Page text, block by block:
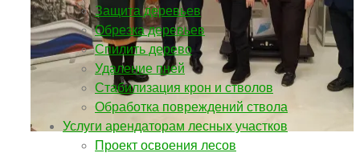
Защита деревьев
Обрезка деревьев
Спилить дерево
Удаление пней
Стабилизация крон и стволов
Обработка повреждений ствола
Услуги арендаторам лесных участков
Проект освоения лесов